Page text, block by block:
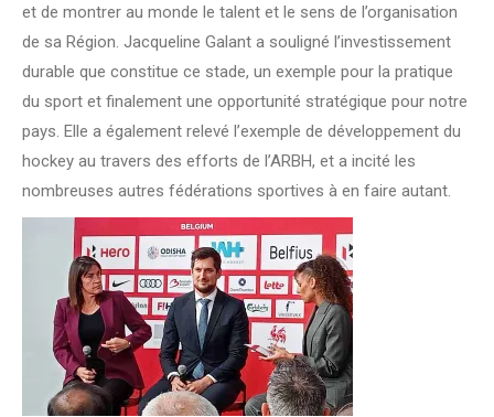
et de montrer au monde le talent et le sens de l’organisation
de sa Région. Jacqueline Galant a souligné l’investissement
durable que constitue ce stade, un exemple pour la pratique
du sport et finalement une opportunité stratégique pour notre
pays. Elle a également relevé l’exemple de développement du
hockey au travers des efforts de l’ARBH, et a incité les
nombreuses autres fédérations sportives à en faire autant.